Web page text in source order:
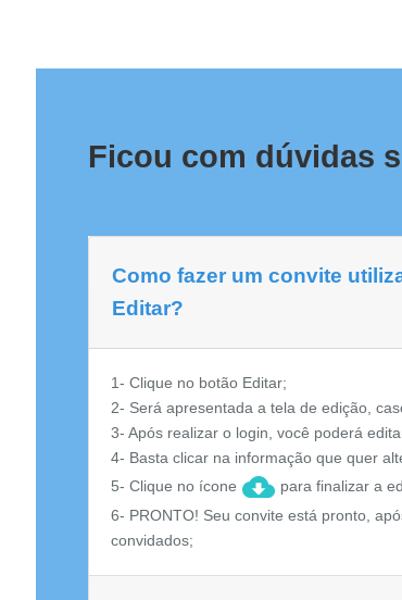
Ficou com dúvidas
Como fazer um convite
Editar?
1- Clique no botão Editar;
2- Será apresentada a tela de edição,
3- Após realizar o login, você poderá
4- Basta clicar na informação que quer
5- Clique no ícone
para finalizar a
6- PRONTO! Seu convite está pronto,
convidados;